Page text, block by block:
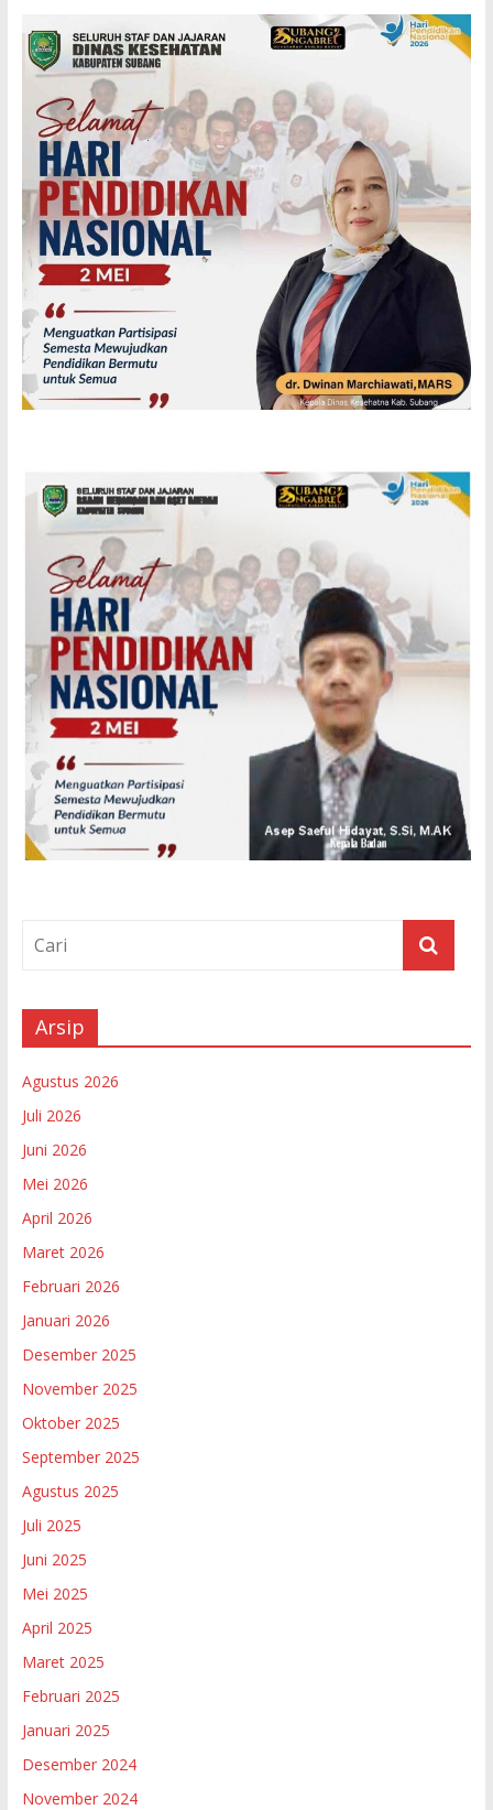
Arsip
Agustus 2026
Juli 2026
Juni 2026
Mei 2026
April 2026
Maret 2026
Februari 2026
Januari 2026
Desember 2025
November 2025
Oktober 2025
September 2025
Agustus 2025
Juli 2025
Juni 2025
Mei 2025
April 2025
Maret 2025
Februari 2025
Januari 2025
Desember 2024
November 2024